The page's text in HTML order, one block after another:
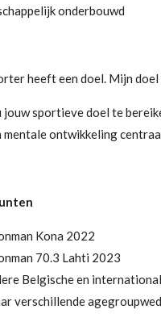
onderbouwd
heeft een doel. Mijn doel
jouw sportieve doel te
mentale ontwikkeling
Kona 2022
70.3 Lahti 2023
Belgische en
verschillende